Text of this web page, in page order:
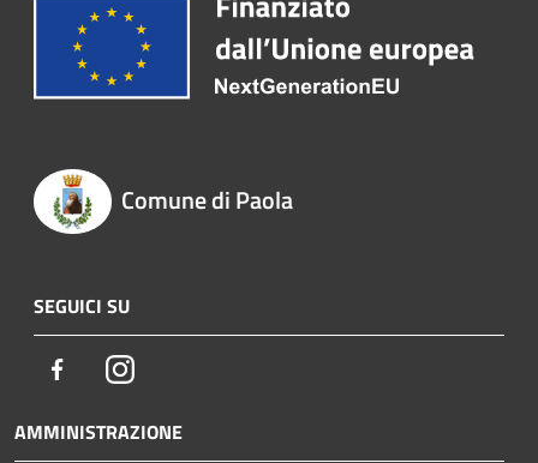
Comune di Paola
SEGUICI SU
FacebookInstagram
AMMINISTRAZIONE